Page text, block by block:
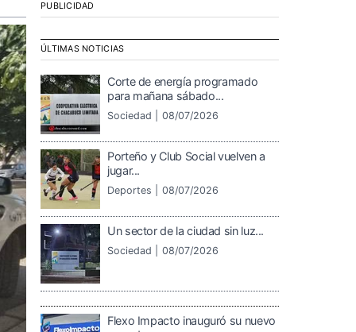
PUBLICIDAD
ÚLTIMAS NOTICIAS
Corte de energía programado
para mañana sábado...
Sociedad | 08/07/2026
Porteño y Club Social vuelven a
jugar...
Deportes | 08/07/2026
Un sector de la ciudad sin luz...
Sociedad | 08/07/2026
Flexo Impacto inauguró su nuevo